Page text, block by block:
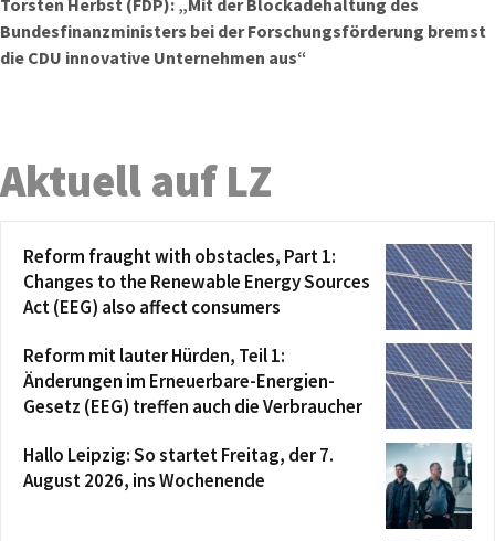
Torsten Herbst (FDP): „Mit der Blockadehaltung des
Bundesfinanzministers bei der Forschungsförderung bremst
die CDU innovative Unternehmen aus“
Aktuell auf LZ
Reform fraught with obstacles, Part 1:
Changes to the Renewable Energy Sources
Act (EEG) also affect consumers
Reform mit lauter Hürden, Teil 1:
Änderungen im Erneuerbare-Energien-
Gesetz (EEG) treffen auch die Verbraucher
Hallo Leipzig: So startet Freitag, der 7.
August 2026, ins Wochenende